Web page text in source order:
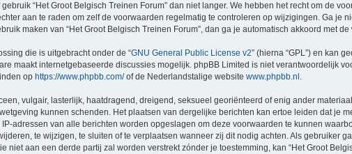
“Het Groot Belgisch Treinen Forum” dan niet langer. We hebben het recht om de
aan te raden om zelf de voorwaarden regelmatig te controleren op wijzigingen. Ga je
maken van “Het Groot Belgisch Treinen Forum”, dan ga je automatisch akkoord met
die is uitgebracht onder de “GNU General Public License v2” (hierna “GPL”) en kan
maakt internetgebaseerde discussies mogelijk. phpBB Limited is niet verantwoordelijk
op https://www.phpbb.com/of de Nederlandstalige website www.phpbb.nl .
vulgair, lasterlijk, haatdragend, dreigend, seksueel georiënteerd of enig ander
kunnen schenden. Het plaatsen van dergelijke berichten kan ertoe leiden dat je
adressen van alle berichten worden opgeslagen om deze voorwaarden te kunnen
te wijzigen, te sluiten of te verplaatsen wanneer zij dit nodig achten. Als gebruiker
aan een derde partij zal worden verstrekt zónder je toestemming, kan “Het Groot